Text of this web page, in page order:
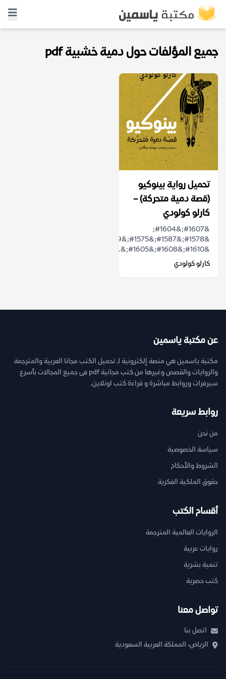
جميع المؤلفات حول دمية خشبية pdf
تحميل رواية بينوكيو
(قصة دمية متحركة) –
كارلو كولودي
&#1607;&#1604;
&#1610;&#1608;&#1605;&...
كارلو كولودي
عن مكتبة ياسمين
مكتبة ياسمين هي منصة إلكترونية لـ تحميل الكتب مجانا العربية والمترجمة
والروايات والقصص وغيرها من كتب مجانية pdf فى جميع المجالات بأسرع
سيرفرات وروابط مباشرة و قراءة كتب اونلاين.
روابط سريعة
من نحن
سياسة الخصوصية
الشروط والأحكام
حقوق الملكية الفكرية
أقسام الكتب
الروايات العالمية المترجمة
روايات عربية
تنمية بشرية
كتب حصرية
تواصل معنا
اتصل بنا
الرياض، المملكة العربية السعودية